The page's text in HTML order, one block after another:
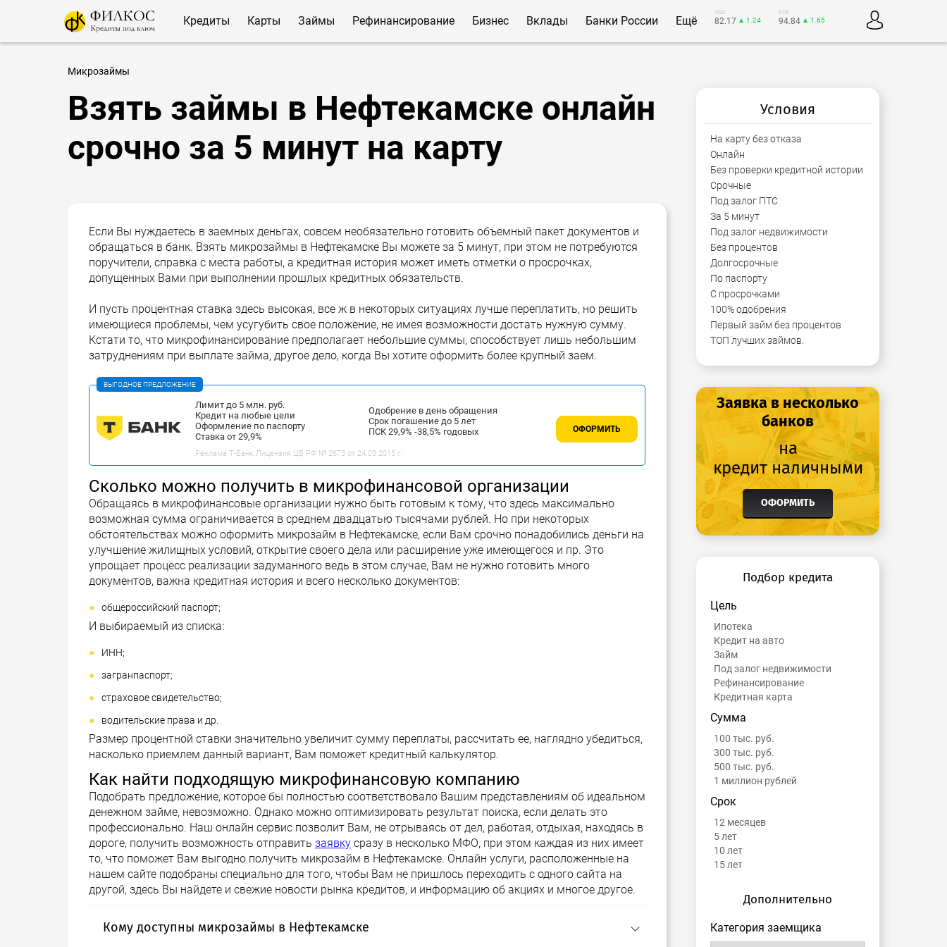
Кредиты Карты Займы Рефинансирование Бизнес Вклады Банки России Ещё
USD
82.17 ▲ 1.24
EUR
94.84 ▲ 1.65
Микрозаймы
Взять займы в Нефтекамске онлайн
срочно за 5 минут на карту
Если Вы нуждаетесь в заемных деньгах, совсем необязательно готовить объемный пакет документов и
обращаться в банк. Взять микрозаймы в Нефтекамске Вы можете за 5 минут, при этом не потребуются
поручители, справка с места работы, а кредитная история может иметь отметки о просрочках,
допущенных Вами при выполнении прошлых кредитных обязательств.
И пусть процентная ставка здесь высокая, все ж в некоторых ситуациях лучше переплатить, но решить
имеющиеся проблемы, чем усугубить свое положение, не имея возможности достать нужную сумму.
Кстати то, что микрофинансирование предполагает небольшие суммы, способствует лишь небольшим
затруднениям при выплате займа, другое дело, когда Вы хотите оформить более крупный заем.
ВЫГОДНОЕ ПРЕДЛОЖЕНИЕ
Лимит до 5 млн. руб.
Кредит на любые цели
Оформление по паспорту
Ставка от 29,9%
Одобрение в день обращения
Срок погашение до 5 лет
ПСК 29,9% -38,5% годовых
Реклама Т-Банк.Лицензия ЦБ РФ № 2673 от 24.03.2015 г.
ОФОРМИТЬ
Сколько можно получить в микрофинансовой организации
Обращаясь в микрофинансовые организации нужно быть готовым к тому, что здесь максимально
возможная сумма ограничивается в среднем двадцатью тысячами рублей. Но при некоторых
обстоятельствах можно оформить микрозайм в Нефтекамске, если Вам срочно понадобились деньги на
улучшение жилищных условий, открытие своего дела или расширение уже имеющегося и пр. Это
упрощает процесс реализации задуманного ведь в этом случае, Вам не нужно готовить много
документов, важна кредитная история и всего несколько документов:
общероссийский паспорт;
И выбираемый из списка:
ИНН;
загранпаспорт;
страховое свидетельство;
водительские права и др.
Размер процентной ставки значительно увеличит сумму переплаты, рассчитать ее, наглядно убедиться,
насколько приемлем данный вариант, Вам поможет кредитный калькулятор.
Как найти подходящую микрофинансовую компанию
Подобрать предложение, которое бы полностью соответствовало Вашим представлениям об идеальном
денежном займе, невозможно. Однако можно оптимизировать результат поиска, если делать это
профессионально. Наш онлайн сервис позволит Вам, не отрываясь от дел, работая, отдыхая, находясь в
дороге, получить возможность отправить заявку сразу в несколько МФО, при этом каждая из них имеет
то, что поможет Вам выгодно получить микрозайм в Нефтекамске. Онлайн услуги, расположенные на
нашем сайте подобраны специально для того, чтобы Вам не пришлось переходить с одного сайта на
другой, здесь Вы найдете и свежие новости рынка кредитов, и информацию об акциях и многое другое.
Кому доступны микрозаймы в Нефтекамске
Условия
На карту без отказа
Онлайн
Без проверки кредитной истории
Срочные
Под залог ПТС
За 5 минут
Под залог недвижимости
Без процентов
Долгосрочные
По паспорту
С просрочками
100% одобрения
Первый займ без процентов
ТОП лучших займов.
Заявка в несколько
банков
на
кредит наличными
ОФОРМИТЬ
Подбор кредита
Цель
Ипотека
Кредит на авто
Займ
Под залог недвижимости
Рефинансирование
Кредитная карта
Сумма
100 тыс. руб.
300 тыс. руб.
500 тыс. руб.
1 миллион рублей
Срок
12 месяцев
5 лет
10 лет
15 лет
Дополнительно
Категория заемщика